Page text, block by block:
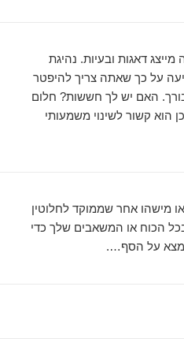
מייצג דאגות ובעיות. נהיגת
על כך שאתה צריך להיפטר
האם יש לך חששות? חלום
הוא קשור לשינוי משמעותי
מישהו אחר שממוקד לחלוטין
הכוח או המשאבים שלך כדי
על הסף….